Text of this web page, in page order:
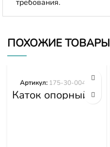
требования.
ПОХОЖИЕ ТОВАРЫ
Каток опорный
двубортный 175-
Артикул: 175-30-00492